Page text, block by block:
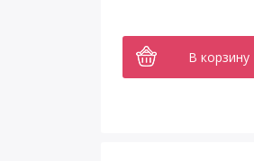
В корзину